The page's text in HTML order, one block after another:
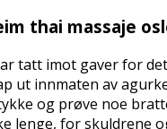
thai massaje
tatt imot gaver for
ut innmaten av
og prøve noe
lenge, for skuldrene